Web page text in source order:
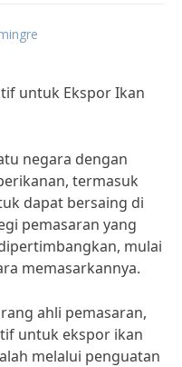
untuk Ekspor Ikan
negara dengan
termasuk
dapat bersaing di
pemasaran yang
mulai
memasarkannya.
ahli pemasaran,
untuk ekspor ikan
melalui penguatan